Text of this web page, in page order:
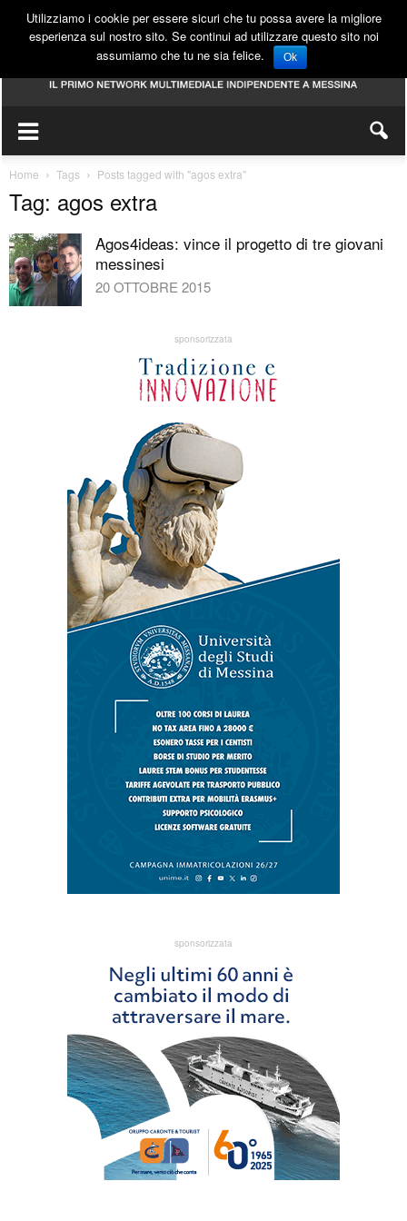
Home Tags Posts tagged with "agos extra"
Tag: agos extra
Agos4ideas: vince il progetto di tre giovani
messinesi
20 OTTOBRE 2015
sponsorizzata
sponsorizzata
Utilizziamo i cookie per essere sicuri che tu possa avere la migliore
esperienza sul nostro sito. Se continui ad utilizzare questo sito noi
assumiamo che tu ne sia felice.
Ok